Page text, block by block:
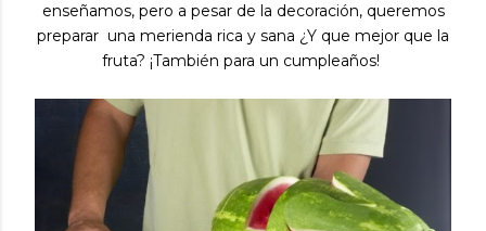
enseñamos, pero a pesar de la decoración, queremos
preparar una merienda rica y sana ¿Y que mejor que la
fruta? ¡También para un cumpleaños!